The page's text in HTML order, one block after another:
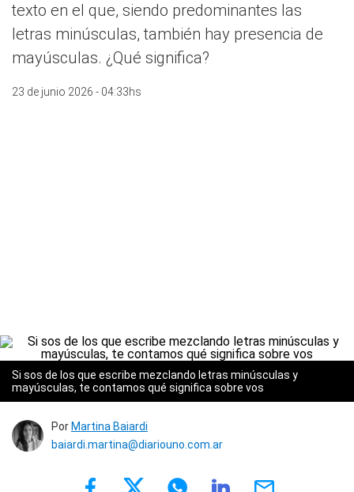
texto en el que, siendo predominantes las
letras minúsculas, también hay presencia de
mayúsculas. ¿Qué significa?
23 de junio 2026 - 04:33hs
Si sos de los que escribe mezclando letras minúsculas y
mayúsculas, te contamos qué significa sobre vos
Por Martina Baiardi
baiardi.martina@diariouno.com.ar